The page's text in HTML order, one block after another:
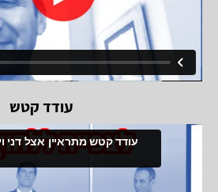
עודד קטש